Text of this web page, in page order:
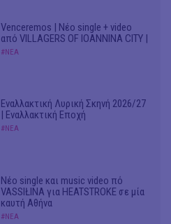
Venceremos | Νέο single + video
από VILLAGERS OF IOANNINA CITY |
#ΝΕΑ
Εναλλακτική Λυρική Σκηνή 2026/27
| Εναλλακτική Εποχή
#ΝΕΑ
Νέο single και music video πό
VASSIŁINA για HEATSTROKE σε μία
καυτή Αθήνα
#ΝΕΑ